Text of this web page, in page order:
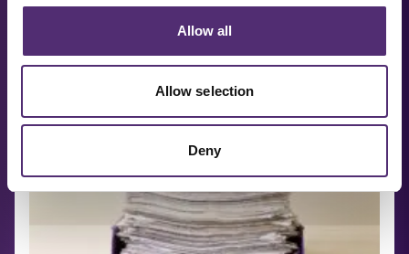
Allow all
Allow selection
Deny